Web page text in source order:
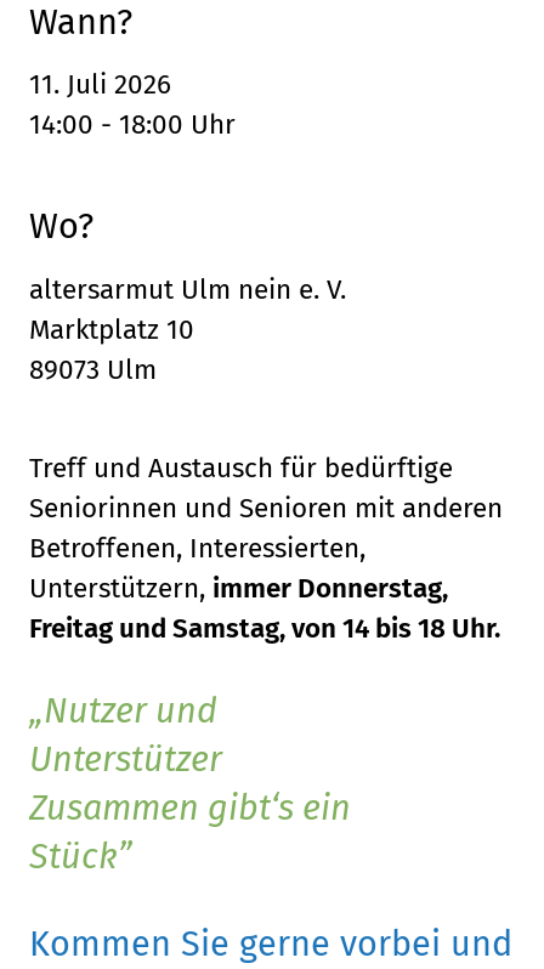
Wann?
11. Juli 2026
14:00 - 18:00 Uhr
Wo?
altersarmut Ulm nein e. V.
Marktplatz 10
89073 Ulm
Treff und Austausch für bedürftige
Seniorinnen und Senioren mit anderen
Betroffenen, Interessierten,
Unterstützern, immer Donnerstag,
Freitag und Samstag, von 14 bis 18 Uhr.
Nutzer und
Unterstützer
Zusammen gibt‘s ein
Stück
Kommen Sie gerne vorbei und